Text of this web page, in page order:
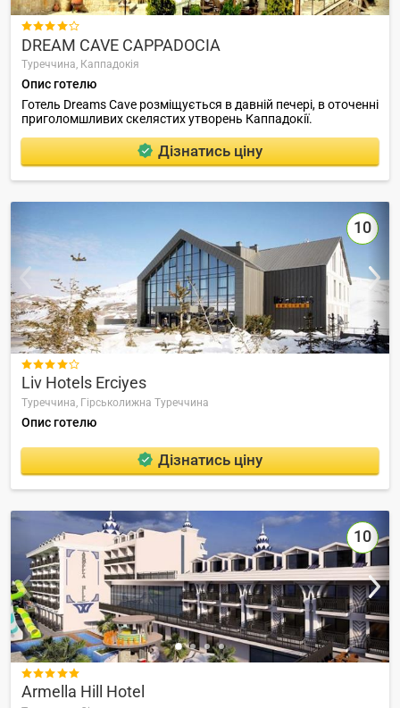

DREAM CAVE CAPPADOCIA
Туреччина, Каппадокія
Опис готелю
Готель Dreams Cave розміщується в давній печері, в оточенні
приголомшливих скелястих утворень Каппадокії.
Дізнатись ціну
10

Liv Hotels Erciyes
Туреччина, Гірськолижна Туреччина
Опис готелю
Дізнатись ціну
10

Armella Hill Hotel